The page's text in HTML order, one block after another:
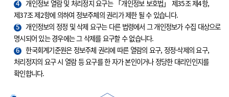
4
개인정보 열람 및 처리정지 요구는 「개인정보 보호법」 제35조 제4항,
제37조 제2항에 의하여 정보주체의 권리가 제한 될 수 있습니다.
5
개인정보의 정정 및 삭제 요구는 다른 법령에서 그 개인정보가 수집 대상으로
명시되어 있는 경우에는 그 삭제를 요구할 수 없습니다.
6
한국회계기준원은 정보주체 권리에 따른 열람의 요구, 정정·삭제의 요구,
처리정지의 요구 시 열람 등 요구를 한 자가 본인이거나 정당한 대리인인지를
확인합니다.